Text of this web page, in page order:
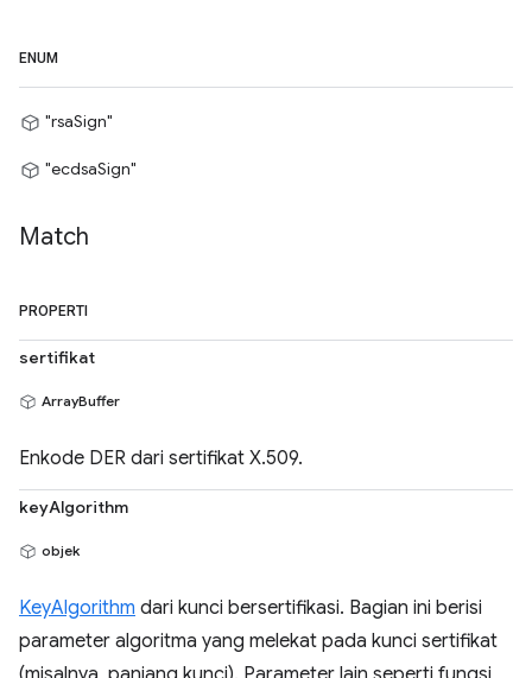
ENUM
"rsaSign"
"ecdsaSign"
Match
PROPERTI
sertifikat
ArrayBuffer
Enkode DER dari sertifikat X.509.
keyAlgorithm
objek
KeyAlgorithm dari kunci bersertifikasi. Bagian ini berisi
parameter algoritma yang melekat pada kunci sertifikat